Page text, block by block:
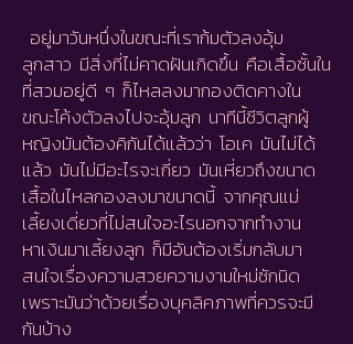
อยู่มาวันหนึ่งในขณะที่เราก้มตัวลงอุ้ม
ลูกสาว มีสิ่งที่ไม่คาดฝันเกิดขึ้น คือเสื้อชั้นใน
ที่สวมอยู่ดี ๆ ก็ไหลลงมากองติดคางใน
ขณะโค้งตัวลงไปจะอุ้มลูก นาทีนี้ชีวิตลูกผู้
หญิงมันต้องคิกันได้แล้วว่า โอเค มันไม่ได้
แล้ว มันไม่มีอะไรจะเกี่ยว มันเหี่ยวถึงขนาด
เสื้อในไหลกองลงมาขนาดนี้ จากคุณแม่
เลี้ยงเดี่ยวที่ไม่สนใจอะไรนอกจากทำงาน
หาเงินมาเลี้ยงลูก ก็มีอันต้องเริ่มกลับมา
สนใจเรื่องความสวยความงามใหม่ซักนิด
เพราะมันว่าด้วยเรื่องบุคลิคภาพที่ควรจะมี
กันบ้าง